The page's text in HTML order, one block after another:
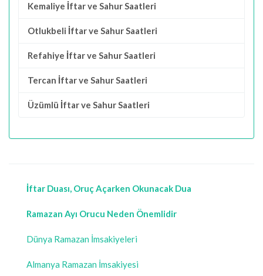
Kemaliye İftar ve Sahur Saatleri
Otlukbeli İftar ve Sahur Saatleri
Refahiye İftar ve Sahur Saatleri
Tercan İftar ve Sahur Saatleri
Üzümlü İftar ve Sahur Saatleri
İftar Duası, Oruç Açarken Okunacak Dua
Ramazan Ayı Orucu Neden Önemlidir
Dünya Ramazan İmsakiyeleri
Almanya Ramazan İmsakiyesi